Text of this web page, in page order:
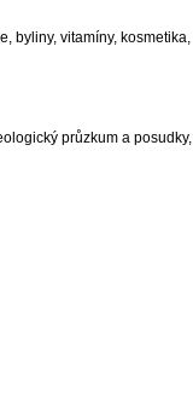
byliny, vitamíny, kosmetika,
průzkum a posudky,